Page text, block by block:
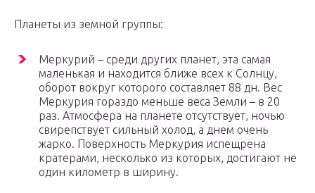
Планеты из земной группы:
Меркурий – среди других планет, эта самая
маленькая и находится ближе всех к Солнцу,
оборот вокруг которого составляет 88 дн. Вес
Меркурия гораздо меньше веса Земли – в 20
раз. Атмосфера на планете отсутствует, ночью
свирепствует сильный холод, а днем очень
жарко. Поверхность Меркурия испещрена
кратерами, несколько из которых, достигают не
один километр в ширину.